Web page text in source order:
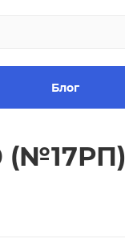
Блог
(№17РП)